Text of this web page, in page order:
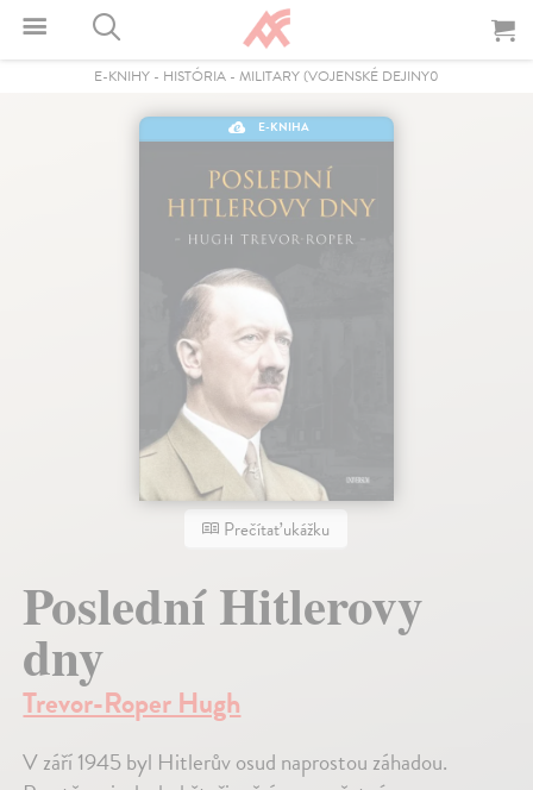
E-KNIHY - HISTÓRIA - MILITARY (VOJENSKÉ DEJINY0
E-KNIHA
Prečítať ukážku
Poslední Hitlerovy
dny
Trevor-Roper Hugh
V září 1945 byl Hitlerův osud naprostou záhadou.